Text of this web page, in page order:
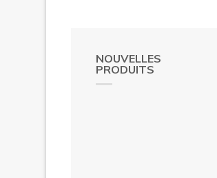
NOUVELLES
PRODUITS